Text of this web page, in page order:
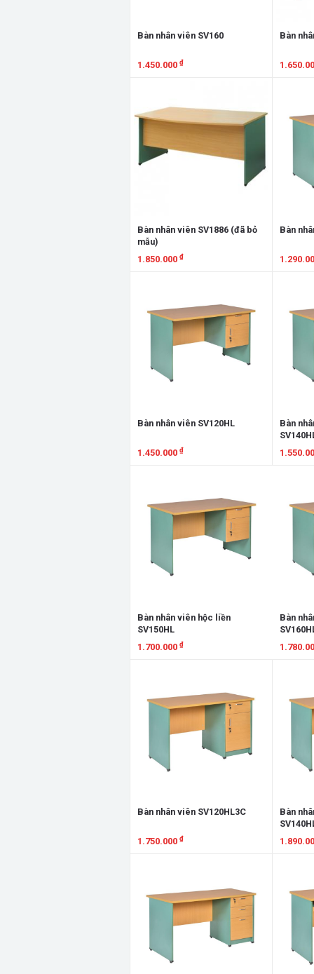
Bàn nhân viên SV160
1.450.000 ₫
Bàn
Bàn nhân viên SV1886 (đã bỏ
mẫu)
1.850.000 ₫
Bàn
Bàn nhân viên SV120HL
1.450.000 ₫
Bàn
Bàn nhân viên hộc liền
SV150HL
1.700.000 ₫
Bàn
Bàn nhân viên SV120HL3C
1.750.000 ₫
Bàn